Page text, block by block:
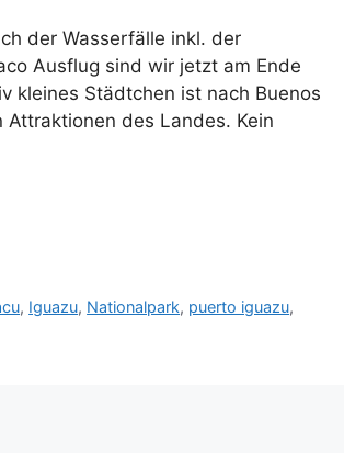
der Wasserfälle inkl. der
Ausflug sind wir jetzt am Ende
kleines Städtchen ist nach Buenos
des Landes. Kein
, Iguazu, Nationalpark, puerto iguazu,